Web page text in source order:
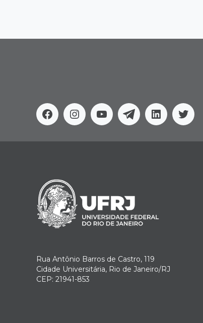
FacebookInstagram
YoutubeTelegramLinkedin
Rua Antônio Barros de Castro, 119
Cidade Universitária, Rio de Janeiro/RJ
CEP: 21941-853